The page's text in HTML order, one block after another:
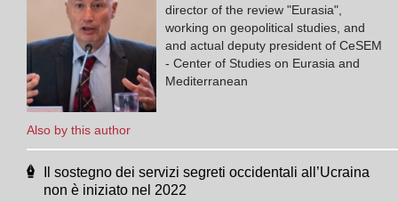
Also by this author
director of the review "Eurasia",
working on geopolitical studies, and
and actual deputy president of CeSEM
- Center of Studies on Eurasia and
Mediterranean
Il sostegno dei servizi segreti occidentali all’Ucraina
non è iniziato nel 2022